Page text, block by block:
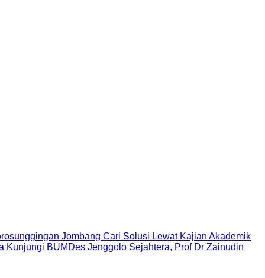
Jombang Cari Solusi Lewat Kajian Akademik
Kunjungi BUMDes Jenggolo Sejahtera, Prof Dr Zainudin